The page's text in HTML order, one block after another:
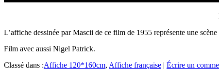
L’affiche dessinée par Mascii de ce film de 1955 représente une
Film avec aussi Nigel Patrick.
Classé dans :Affiche 120*160cm, Affiche française | Écrire un